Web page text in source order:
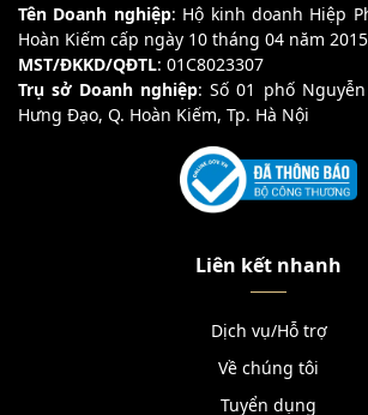
Tên Doanh nghiệp: Hộ kinh doanh Hiệp
Hoàn Kiếm cấp ngày 10 tháng 04 năm 2015
MST/ĐKKD/QĐTL: 01C8023307
Trụ sở Doanh nghiệp: Số 01 phố
Hưng Đạo, Q. Hoàn Kiếm, Tp. Hà Nội
Liên kết nhanh
Dịch vụ/Hỗ trợ
Về chúng tôi
Tuyển dụng